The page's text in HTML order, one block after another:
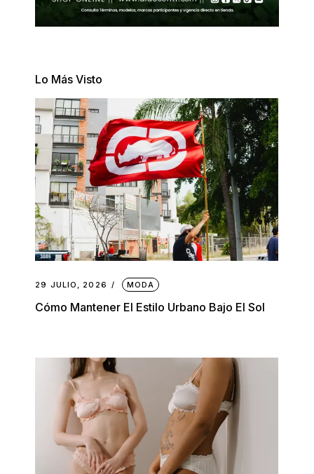
Lo Más Visto
29 JULIO, 2026 MODA
Cómo Mantener El Estilo Urbano Bajo El Sol